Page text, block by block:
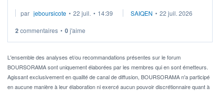
via un ETF plutôt que des actions individuelles.
Idéalement, je voudrais qu'il soit éligible au PEA.
Pour l' ...
par jeboursicote • 22 juil. • 14:39 SAIQEN • 22 juil. 2026
2 commentaires • 0j'aime
L'ensemble des analyses et/ou recommandations présentes sur le forum
BOURSORAMA sont uniquement élaborées par les membres qui en sont émetteurs.
Agissant exclusivement en qualité de canal de diffusion, BOURSORAMA n'a participé
en aucune manière à leur élaboration ni exercé aucun pouvoir discrétionnaire quant à